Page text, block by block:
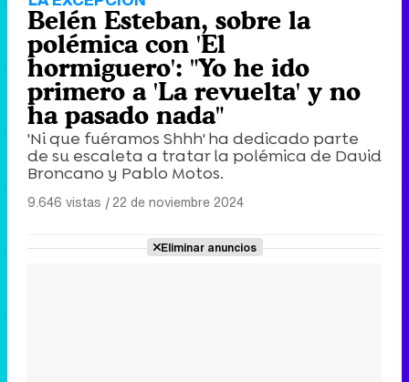
Belén Esteban, sobre la
polémica con 'El
hormiguero': "Yo he ido
primero a 'La revuelta' y no
ha pasado nada"
'Ni que fuéramos Shhh' ha dedicado parte
de su escaleta a tratar la polémica de David
Broncano y Pablo Motos.
9.646 vistas |22 de noviembre 2024
Eliminar anuncios